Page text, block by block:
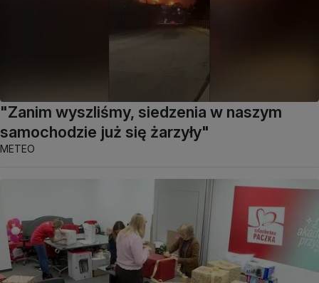
"Zanim wyszliśmy, siedzenia w naszym
samochodzie już się żarzyły"
METEO